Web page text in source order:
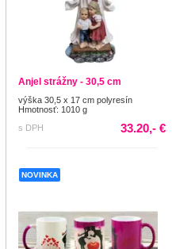
Anjel strážny - 30,5 cm
výška 30,5 x 17 cm polyresín
Hmotnosť: 1010 g
s DPH
33.20,- €
NOVINKA